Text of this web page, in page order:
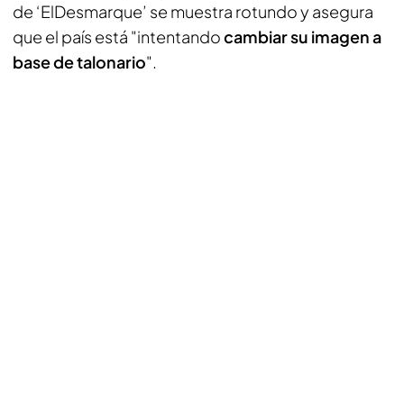
de ‘ElDesmarque’ se muestra rotundo y asegura
que el país está "intentandocambiar su imagen a
base de talonario".